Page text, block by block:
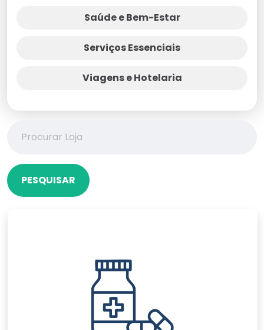
Saúde e Bem-Estar
Serviços Essenciais
Viagens e Hotelaria
PESQUISAR